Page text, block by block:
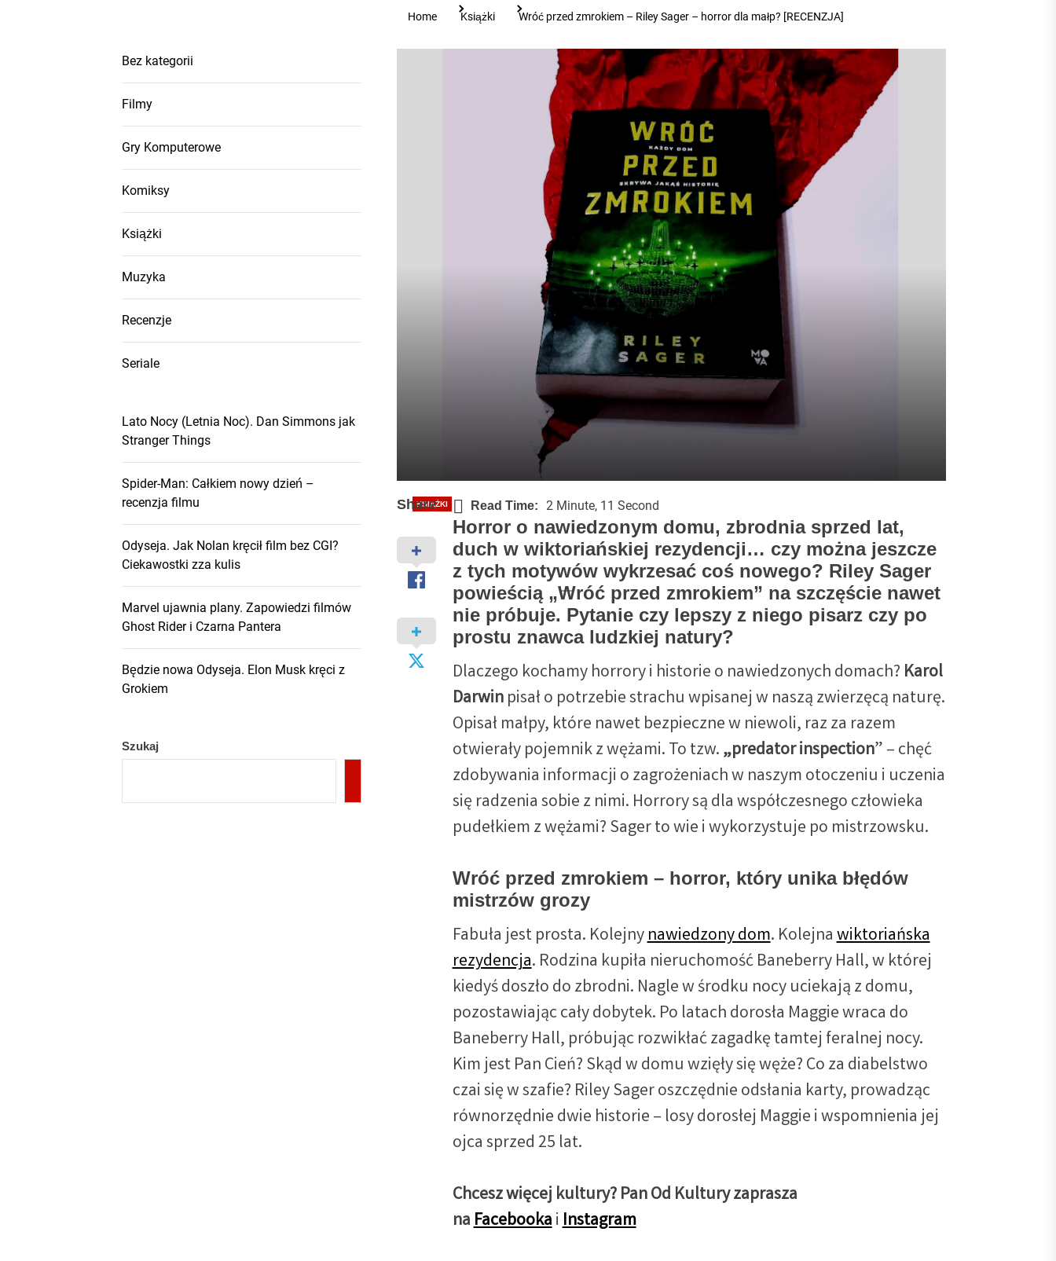
Home Książki Wróć przed zmrokiem – Riley Sager – horror dla małp? [RECENZJA]
KSIĄŻKI
Wróć przed zmrokiem – Riley Sager – horror dla
małp? [RECENZJA]
Pan Od Kultury - Wojciech Kozicki 2024-03-26
Share Read Time: 2 Minute, 11 Second
Horror o nawiedzonym domu, zbrodnia sprzed lat,
duch w wiktoriańskiej rezydencji… czy można jeszcze
z tych motywów wykrzesać coś nowego? Riley Sager
powieścią „Wróć przed zmrokiem” na szczęście nawet
nie próbuje. Pytanie czy lepszy z niego pisarz czy po
prostu znawca ludzkiej natury?
Dlaczego kochamy horrory i historie o nawiedzonych domach? Karol
Darwinpisał o potrzebie strachu wpisanej w naszą zwierzęcą naturę.
Opisał małpy, które nawet bezpieczne w niewoli, raz za razem
otwierały pojemnik z wężami. To tzw.„predator inspection” – chęć
zdobywania informacji o zagrożeniach w naszym otoczeniu i uczenia
się radzenia sobie z nimi. Horrory są dla współczesnego człowieka
pudełkiem z wężami? Sager to wie i wykorzystuje po mistrzowsku.
Wróć przed zmrokiem – horror, który unika błędów
mistrzów grozy
Fabuła jest prosta. Kolejnynawiedzony dom. Kolejnawiktoriańska
rezydencja. Rodzina kupiła nieruchomość Baneberry Hall, w której
kiedyś doszło do zbrodni. Nagle w środku nocy uciekają z domu,
pozostawiając cały dobytek. Po latach dorosła Maggie wraca do
Baneberry Hall, próbując rozwikłać zagadkę tamtej feralnej nocy.
Kim jest Pan Cień? Skąd w domu wzięły się węże? Co za diabelstwo
czai się w szafie? Riley Sager oszczędnie odsłania karty, prowadząc
równorzędnie dwie historie – losy dorosłej Maggie i wspomnienia jej
ojca sprzed 25 lat.
Chcesz więcej kultury? Pan Od Kultury zaprasza
naFacebookaiInstagram
Bez kategorii
Filmy
Gry Komputerowe
Komiksy
Książki
Muzyka
Recenzje
Seriale
Lato Nocy (Letnia Noc). Dan Simmons jak
Stranger Things
Spider-Man: Całkiem nowy dzień –
recenzja filmu
Odyseja. Jak Nolan kręcił film bez CGI?
Ciekawostki zza kulis
Marvel ujawnia plany. Zapowiedzi filmów
Ghost Rider i Czarna Pantera
Będzie nowa Odyseja. Elon Musk kręci z
Grokiem
Szukaj